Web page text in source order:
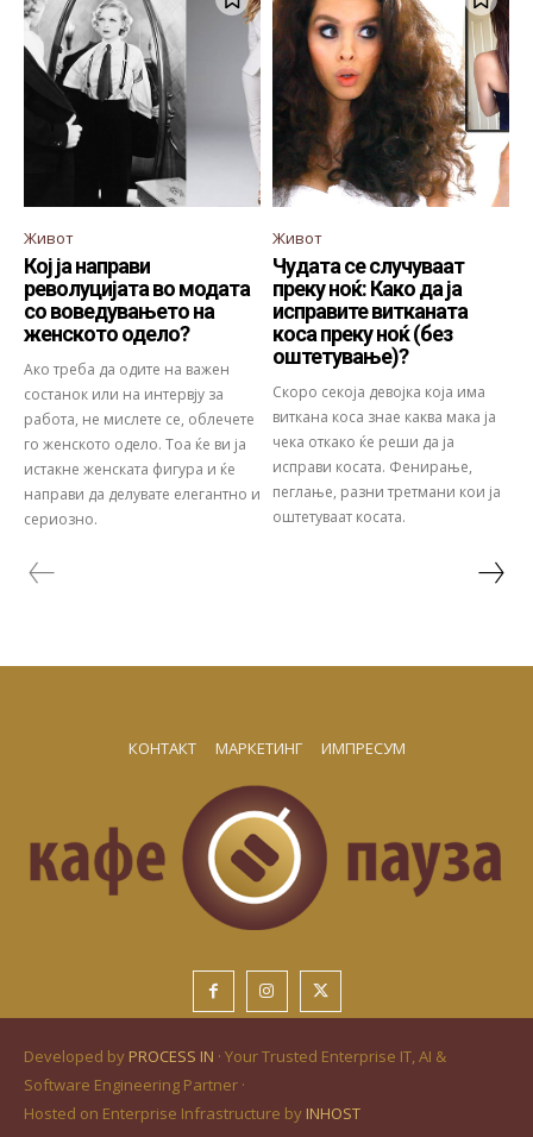
Живот
Кој ја направи
револуцијата во модата
со воведувањето на
женското одело?
Ако треба да одите на важен
состанок или на интервју за
работа, не мислете се, облечете
го женското одело. Тоа ќе ви ја
истакне женската фигура и ќе
направи да делувате елегантно и
сериозно.
Живот
Чудата се случуваат
преку ноќ: Како да ја
исправите витканата
коса преку ноќ (без
оштетување)?
Скоро секоја девојка која има
виткана коса знае каква мака ја
чека откако ќе реши да ја
исправи косата. Фенирање,
пеглање, разни третмани кои ја
оштетуваат косата.
КОНТАКТ МАРКЕТИНГ ИМПРЕСУМ
Developed by PROCESS IN · Your Trusted Enterprise IT, AI &
Software Engineering Partner ·
Hosted on Enterprise Infrastructure by INHOST